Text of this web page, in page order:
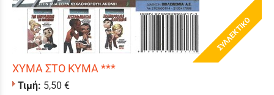
ΣΥΛΛΕΚΤΙΚΟ
ΧΥΜΑ ΣΤΟ ΚΥΜΑ ***
Τιμή: 5,50 €